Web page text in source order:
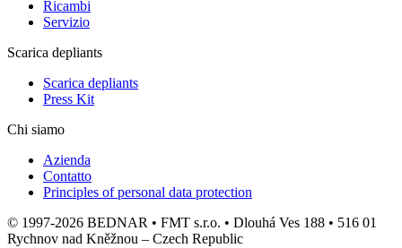
Ricambi
Servizio
Scarica depliants
Scarica depliants
Press Kit
Chi siamo
Azienda
Contatto
Principles of personal data protection
© 1997-2026 BEDNAR • FMT s.r.o. • Dlouhá Ves 188 • 516 01
Rychnov nad Kněžnou – Czech Republic